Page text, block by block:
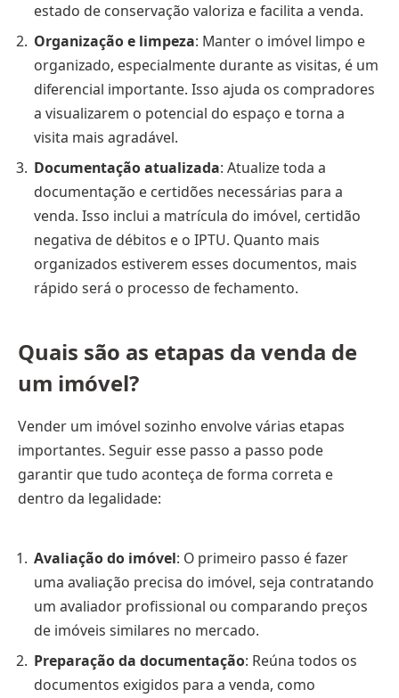
estado de conservação valoriza e facilita a venda.
Organização e limpeza: Manter o imóvel limpo e
organizado, especialmente durante as visitas, é um
diferencial importante. Isso ajuda os compradores
a visualizarem o potencial do espaço e torna a
visita mais agradável.
Documentação atualizada: Atualize toda a
documentação e certidões necessárias para a
venda. Isso inclui a matrícula do imóvel, certidão
negativa de débitos e o IPTU. Quanto mais
organizados estiverem esses documentos, mais
rápido será o processo de fechamento.
Quais são as etapas da venda de
um imóvel?
Vender um imóvel sozinho envolve várias etapas
importantes. Seguir esse passo a passo pode
garantir que tudo aconteça de forma correta e
dentro da legalidade:
Avaliação do imóvel: O primeiro passo é fazer
uma avaliação precisa do imóvel, seja contratando
um avaliador profissional ou comparando preços
de imóveis similares no mercado.
Preparação da documentação: Reúna todos os
documentos exigidos para a venda, como